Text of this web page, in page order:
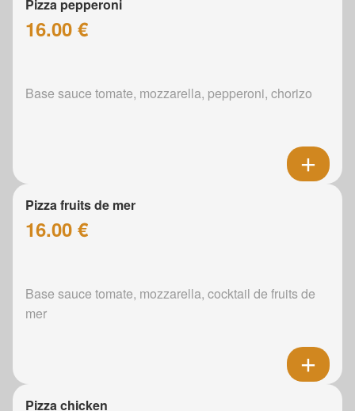
Pizza pepperoni
16.00 €
Base sauce tomate, mozzarella, pepperoni, chorizo
Pizza fruits de mer
16.00 €
Base sauce tomate, mozzarella, cocktail de fruits de
mer
Pizza chicken